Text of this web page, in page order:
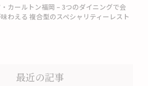
カールトン福岡 – 3つのダイニングで会
わえる 複合型のスペシャリティーレスト
最近の記事